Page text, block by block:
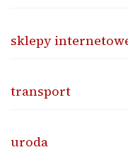
sklepy
transport
uroda